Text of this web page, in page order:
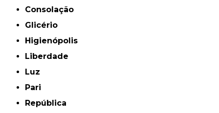
Consolação
Glicério
Higienópolis
Liberdade
Luz
Pari
República